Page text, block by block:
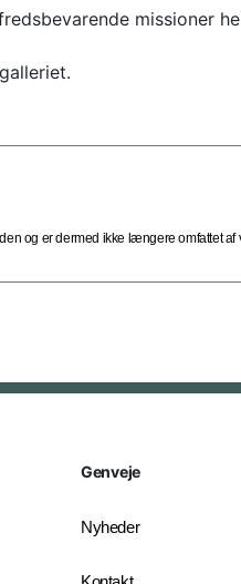
missioner
og er dermed ikke længere omfattet af
Genveje
Nyheder